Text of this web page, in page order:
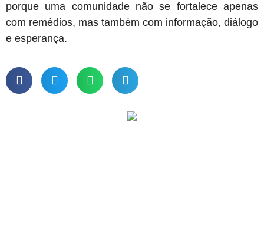
porque uma comunidade não se fortalece apenas
com remédios, mas também com informação, diálogo
e esperança.